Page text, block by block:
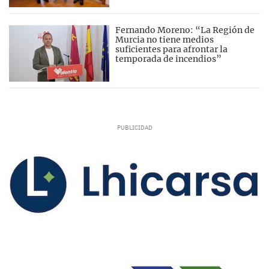
Fernando Moreno: “La Región de
Murcia no tiene medios
suficientes para afrontar la
temporada de incendios”
La Real Federación Española de Fútbol ha
implantado un nuevo sistema de competición